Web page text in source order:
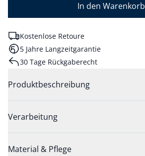
In den Warenkorb
Kostenlose Retoure
5 Jahre Langzeitgarantie
30 Tage Rückgaberecht
Produktbeschreibung
Verarbeitung
Material & Pflege